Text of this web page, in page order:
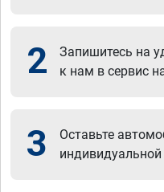
2
Запишитесь на
к нам в сервис
3
Оставьте
индивидуальной